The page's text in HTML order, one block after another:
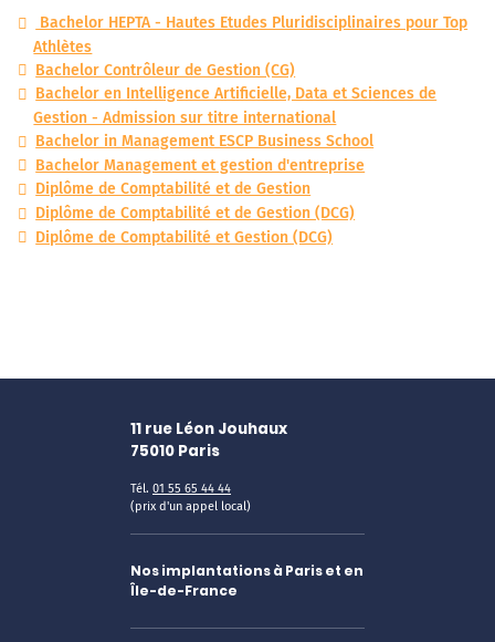
Bachelor HEPTA - Hautes Etudes Pluridisciplinaires pour Top
Athlètes
Bachelor Contrôleur de Gestion (CG)
Bachelor en Intelligence Artificielle, Data et Sciences de
Gestion - Admission sur titre international
Bachelor in Management ESCP Business School
Bachelor Management et gestion d'entreprise
Diplôme de Comptabilité et de Gestion
Diplôme de Comptabilité et de Gestion (DCG)
Diplôme de Comptabilité et Gestion (DCG)
11 rue Léon Jouhaux
75010 Paris
Tél. 01 55 65 44 44
(prix d'un appel local)
Nos implantations à Paris et en
Île-de-France